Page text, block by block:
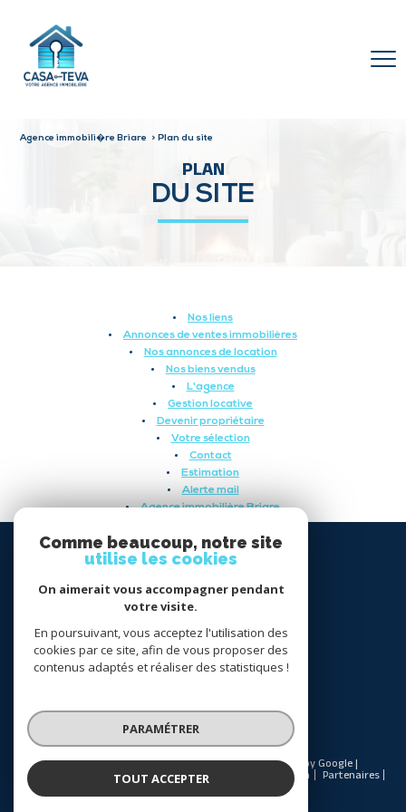
Agence immobili�re Briare Plan du site
PLAN
DU SITE
Nos liens
Annonces de ventes immobilières
Nos annonces de location
Nos biens vendus
L'agence
Gestion locative
Devenir propriétaire
Votre sélection
Contact
Estimation
Alerte mail
Agence immobilière Briare
SE
CONNECTER
espace propriétaire
NOUS
SUIVRE
© 2026 | Tous droits réservés | Traduction powered by Google |
Nos honoraires
Plan du site Mentions légales Admin
Partenaires
Politique RGPD
Comme beaucoup, notre site
utilise les cookies
On aimerait vous accompagner pendant
votre visite.
En poursuivant, vous acceptez l'utilisation des
cookies par ce site, afin de vous proposer des
contenus adaptés et réaliser des statistiques !
PARAMÉTRER
TOUT ACCEPTER